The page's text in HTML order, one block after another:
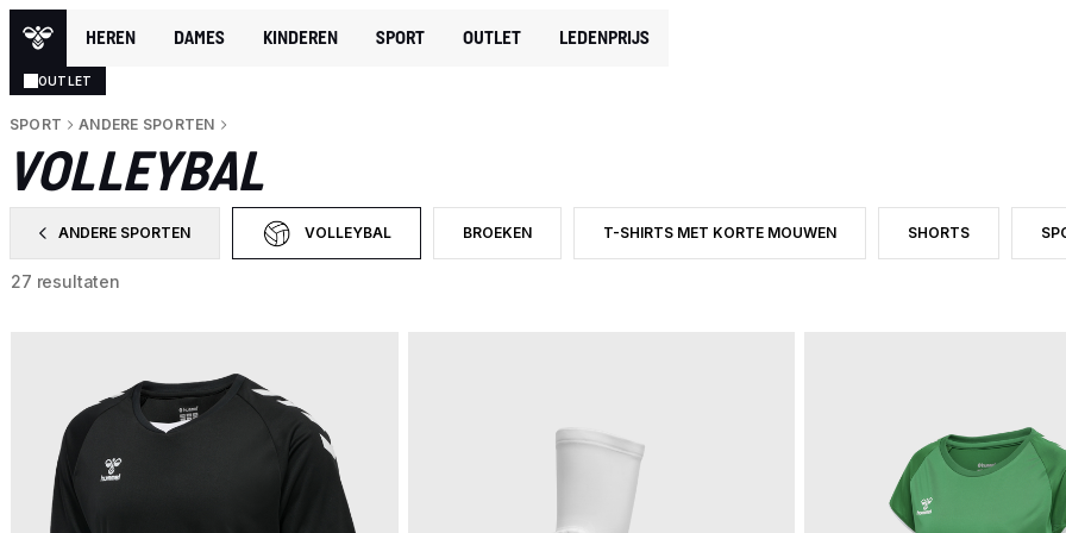
HEREN DAMES KINDEREN SPORT OUTLET LEDENPRIJS
OUTLET
SPORT ANDERE SPORTEN
VOLLEYBAL
ANDERE SPORTEN
FILTER OP CATEGORY: ANDERE SPORTENVOLLEYBALGESELECTEERD MOMENTEEL GEFILTERD OP CATEGORY: VOLLEYBAL
BROEKEN
FILTER OP PRODUCTTYPE: BROEKEN
T-SHIRTS MET KORTE MOUWEN
FILTER OP PRODUCTTYPE: T-SHIRTS MET KORTE MOUWEN
SHORTS
FILTER OP
27 resultaten